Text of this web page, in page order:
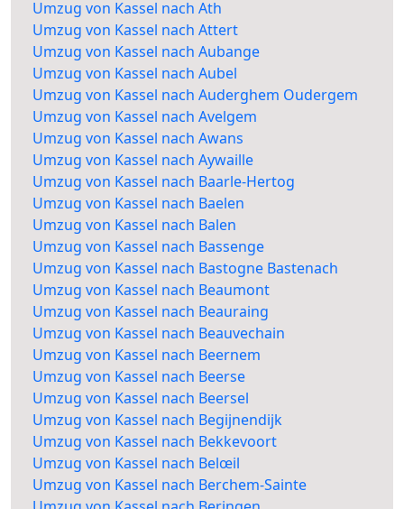
Umzug von Kassel nach Ath
Umzug von Kassel nach Attert
Umzug von Kassel nach Aubange
Umzug von Kassel nach Aubel
Umzug von Kassel nach Auderghem Oudergem
Umzug von Kassel nach Avelgem
Umzug von Kassel nach Awans
Umzug von Kassel nach Aywaille
Umzug von Kassel nach Baarle-Hertog
Umzug von Kassel nach Baelen
Umzug von Kassel nach Balen
Umzug von Kassel nach Bassenge
Umzug von Kassel nach Bastogne Bastenach
Umzug von Kassel nach Beaumont
Umzug von Kassel nach Beauraing
Umzug von Kassel nach Beauvechain
Umzug von Kassel nach Beernem
Umzug von Kassel nach Beerse
Umzug von Kassel nach Beersel
Umzug von Kassel nach Begijnendijk
Umzug von Kassel nach Bekkevoort
Umzug von Kassel nach Belœil
Umzug von Kassel nach Berchem-Sainte